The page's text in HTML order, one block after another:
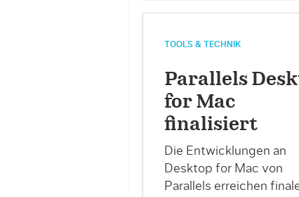
TOOLS & TECHNIK
Parallels
for Mac
finalisiert
Die Entwicklungen an
Desktop for Mac von
Parallels erreichen